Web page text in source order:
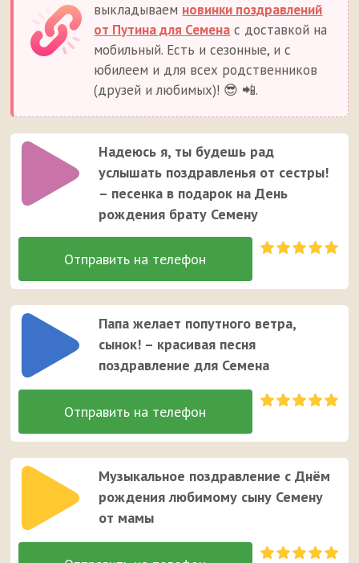
выкладываем новинки поздравлений
от Путина для Семена с доставкой на
мобильный. Есть и сезонные, и с
юбилеем и для всех родственников
(друзей и любимых)! 😎 📲.
Надеюсь я, ты будешь рад
услышать поздравленья от сестры!
– песенка в подарок на День
рождения брату Семену
Папа желает попутного ветра,
сынок! – красивая песня
поздравление для Семена
Музыкальное поздравление с Днём
рождения любимому сыну Семену
от мамы